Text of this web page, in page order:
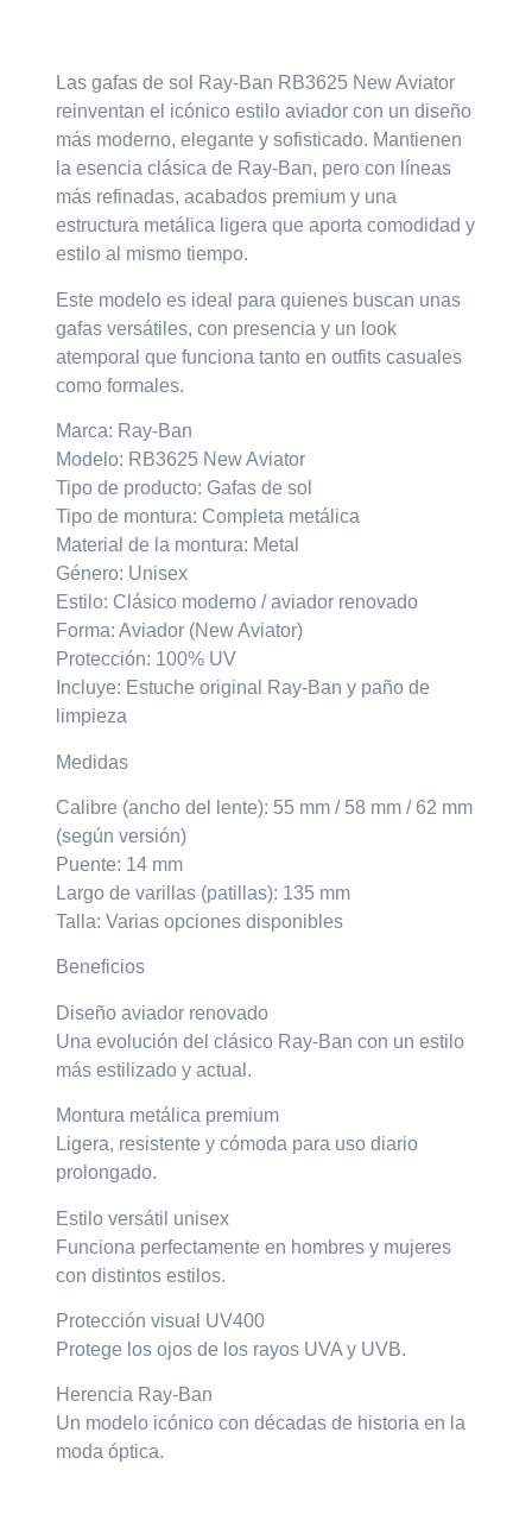
Las gafas de sol Ray-Ban RB3625 New Aviator
reinventan el icónico estilo aviador con un diseño
más moderno, elegante y sofisticado. Mantienen
la esencia clásica de Ray-Ban, pero con líneas
más refinadas, acabados premium y una
estructura metálica ligera que aporta comodidad y
estilo al mismo tiempo.
Este modelo es ideal para quienes buscan unas
gafas versátiles, con presencia y un look
atemporal que funciona tanto en outfits casuales
como formales.
Marca: Ray-Ban
Modelo: RB3625 New Aviator
Tipo de producto: Gafas de sol
Tipo de montura: Completa metálica
Material de la montura: Metal
Género: Unisex
Estilo: Clásico moderno / aviador renovado
Forma: Aviador (New Aviator)
Protección: 100% UV
Incluye: Estuche original Ray-Ban y paño de
limpieza
Medidas
Calibre (ancho del lente): 55 mm / 58 mm / 62 mm
(según versión)
Puente: 14 mm
Largo de varillas (patillas): 135 mm
Talla: Varias opciones disponibles
Beneficios
Diseño aviador renovado
Una evolución del clásico Ray-Ban con un estilo
más estilizado y actual.
Montura metálica premium
Ligera, resistente y cómoda para uso diario
prolongado.
Estilo versátil unisex
Funciona perfectamente en hombres y mujeres
con distintos estilos.
Protección visual UV400
Protege los ojos de los rayos UVA y UVB.
Herencia Ray-Ban
Un modelo icónico con décadas de historia en la
moda óptica.